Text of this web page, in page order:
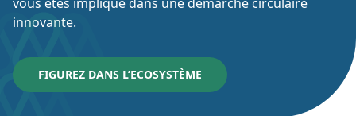
innovante.
FIGUREZ DANS L’ECOSYSTÈME